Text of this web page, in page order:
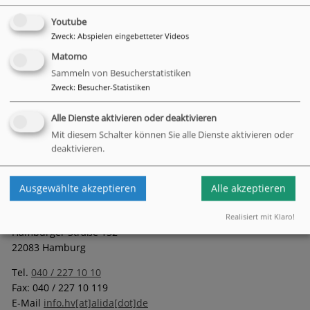
erhöhen. Indem die emotionalen und sozialen Ressourcen
der Teilnehmenden gefördert werden, tragen wir aktiv dazu
Lebensherausforderungen umgehen können.“
Hamburger Straße 152
22083 Hamburg
Tel. 040 / 227 10 10
Fax: 040 / 227 10 119
E-Mail info.hv[at]alida[dot]de
Youtube
Zweck: Abspielen eingebetteter Videos
Matomo
Sammeln von Besucherstatistiken
Zweck: Besucher-Statistiken
Alle Dienste aktivieren oder deaktivieren
Mit diesem Schalter können Sie alle Dienste aktivieren oder
deaktivieren.
Ausgewählte akzeptieren Alle akzeptieren
Realisiert mit Klaro!